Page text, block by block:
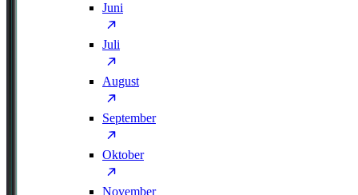
Juni
Juli
August
September
Oktober
November